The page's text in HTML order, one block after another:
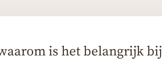
is het belangrijk bij